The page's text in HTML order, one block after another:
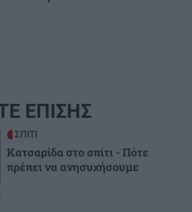
ΕΠΙΣΗΣ
ΣΠΙΤΙ
Κατσαρίδα στο σπίτι - Πότε
πρέπει να ανησυχήσουμε